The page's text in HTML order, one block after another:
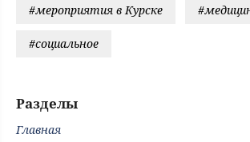
#мероприятия в Курске
#социальное
Разделы
Главная